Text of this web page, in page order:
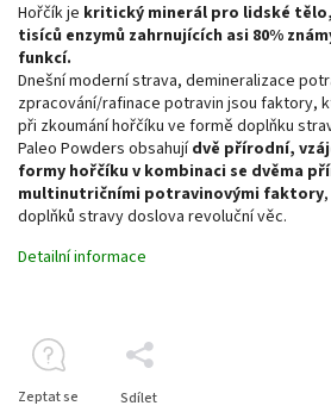
Hořčík je kritický minerál pro lidské
tisíců enzymů zahrnujících asi 80%
funkcí.
Dnešní moderní strava, demineralizace
zpracování/rafinace potravin jsou faktory,
při zkoumání hořčíku ve formě doplňku
Paleo Powders obsahujídvě přírodní,
formy hořčíku v kombinaci se dvěma
multinutričními potravinovými faktory
doplňků stravy doslova revoluční věc.
Detailní informace
Zeptat se Sdílet